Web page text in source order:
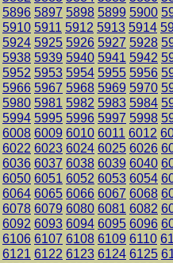
5896 5897 5898 5899 5900
5910 5911 5912 5913 5914
5924 5925 5926 5927 5928
5938 5939 5940 5941 5942
5952 5953 5954 5955 5956
5966 5967 5968 5969 5970
5980 5981 5982 5983 5984
5994 5995 5996 5997 5998
6008 6009 6010 6011 6012
6022 6023 6024 6025 6026
6036 6037 6038 6039 6040
6050 6051 6052 6053 6054
6064 6065 6066 6067 6068
6078 6079 6080 6081 6082
6092 6093 6094 6095 6096
6106 6107 6108 6109 6110
6121 6122 6123 6124 6125